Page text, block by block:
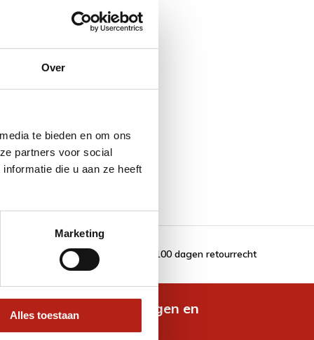
Over
te bieden en om ons
partners voor social
die u aan ze heeft
Marketing
Alles toestaan
100 dagen retourrecht
nieuwste aanbiedingen en